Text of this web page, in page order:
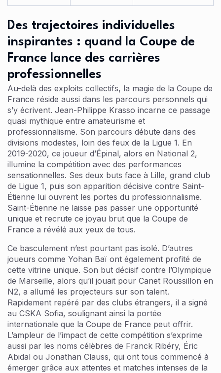
Des trajectoires individuelles
inspirantes : quand la Coupe de
France lance des carrières
professionnelles
Au-delà des exploits collectifs, la magie de la Coupe de
France réside aussi dans les parcours personnels qui
s’y écrivent. Jean-Philippe Krasso incarne ce passage
quasi mythique entre amateurisme et
professionnalisme. Son parcours débute dans des
divisions modestes, loin des feux de la Ligue 1. En
2019-2020, ce joueur d’Épinal, alors en National 2,
illumine la compétition avec des performances
sensationnelles. Ses deux buts face à Lille, grand club
de Ligue 1, puis son apparition décisive contre Saint-
Étienne lui ouvrent les portes du professionnalisme.
Saint-Étienne ne laisse pas passer une opportunité
unique et recrute ce joyau brut que la Coupe de
France a révélé aux yeux de tous.
Ce basculement n’est pourtant pas isolé. D’autres
joueurs comme Yohan Baï ont également profité de
cette vitrine unique. Son but décisif contre l’Olympique
de Marseille, alors qu’il jouait pour Canet Roussillon en
N2, a allumé les projecteurs sur son talent.
Rapidement repéré par des clubs étrangers, il a signé
au CSKA Sofia, soulignant ainsi la portée
internationale que la Coupe de France peut offrir.
L’ampleur de l’impact de cette compétition s’exprime
aussi par les noms célèbres de Franck Ribéry, Éric
Abidal ou Jonathan Clauss, qui ont tous commencé à
émerger grâce aux attentes et matches intenses de la